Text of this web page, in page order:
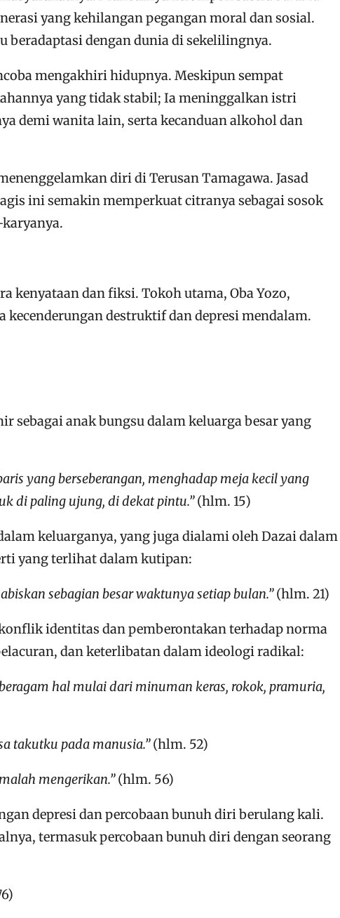
yang kehilangan pegangan moral dan sosial.
beradaptasi dengan dunia di sekelilingnya.
mengakhiri hidupnya. Meskipun sempat
yang tidak stabil; Ia meninggalkan istri
demi wanita lain, serta kecanduan alkohol dan
diri di Terusan Tamagawa. Jasad
ini semakin memperkuat citranya sebagai sosok
kenyataan dan fiksi. Tokoh utama, Oba Yozo,
destruktif dan depresi mendalam.
sebagai anak bungsu dalam keluarga besar yang
yang berseberangan, menghadap meja kecil yang
di paling ujung, di dekat pintu.”(hlm. 15)
keluarganya, yang juga dialami oleh Dazai dalam
yang terlihat dalam kutipan:
sebagian besar waktunya setiap bulan.”(hlm. 21)
identitas dan pemberontakan terhadap norma
dan keterlibatan dalam ideologi radikal:
hal mulai dari minuman keras, rokok, pramuria,
takutku pada manusia.”(hlm. 52)
mengerikan.”(hlm. 56)
depresi dan percobaan bunuh diri berulang kali.
termasuk percobaan bunuh diri dengan seorang